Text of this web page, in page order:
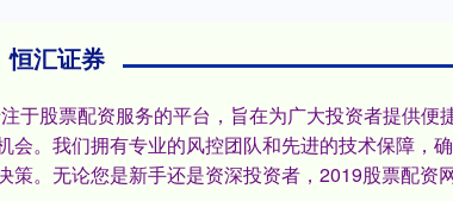
恒汇证券
股票配资服务的平台，旨在为广大投资者提供便
。我们拥有专业的风控团队和先进的技术保障，
。无论您是新手还是资深投资者，2019股票配资